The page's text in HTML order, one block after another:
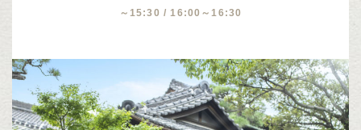
～15:30 / 16:00～16:30